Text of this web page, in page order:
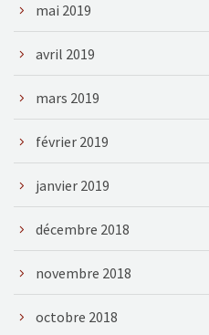
mai 2019
avril 2019
mars 2019
février 2019
janvier 2019
décembre 2018
novembre 2018
octobre 2018